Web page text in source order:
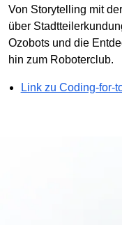
Von Storytelling mit
über
Ozobots und die
hin zum Roboterclub.
Link zu Coding-for-